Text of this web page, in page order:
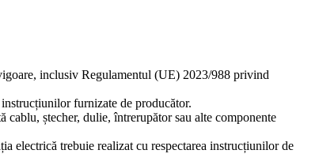
inclusiv Regulamentul (UE) 2023/988 privind
furnizate de producător.
ștecher, dulie, întrerupător sau alte componente
electrică trebuie realizat cu respectarea instrucțiunilor de